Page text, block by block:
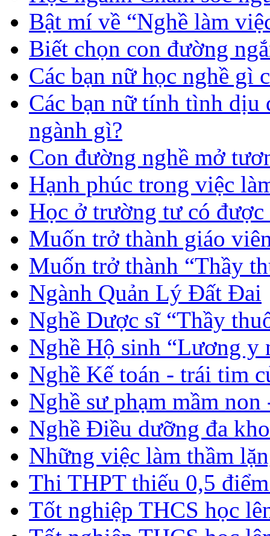
Bật mí về “Nghề làm
Biết chọn con đường
Các bạn nữ học nghề gì
Các bạn nữ tính tình dịu
ngành gì?
Con đường nghề mở
Hạnh phúc trong việc
Học ở trường tư có
Muốn trở thành giáo
Muốn trở thành “Thầy
Ngành Quản Lý Đất Đai
Nghề Dược sĩ “Thầy
Nghề Hộ sinh “Lương y
Nghề Kế toán - trái tim
Nghề sư phạm mầm
Nghề Điều dưỡng đa
Những việc làm thầm
Thi THPT thiếu 0,5
Tốt nghiệp THCS học